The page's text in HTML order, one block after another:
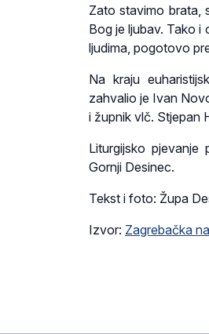
Zato stavimo brata,
Bog je ljubav. Tako i
ljudima, pogotovo
Na kraju
zahvalio je Ivan
i župnik vlč. Stjepan
Liturgijsko
Gornji Desinec.
Tekst i foto: Župa
Izvor: Zagrebačka